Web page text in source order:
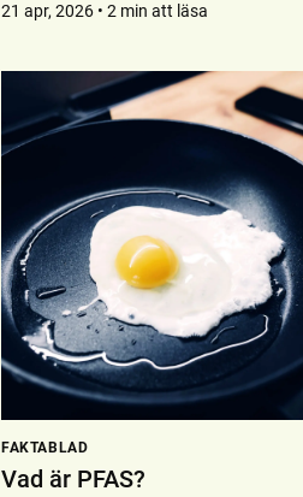
21 apr, 2026 • 2 min att läsa
FAKTABLAD
Vad är PFAS?